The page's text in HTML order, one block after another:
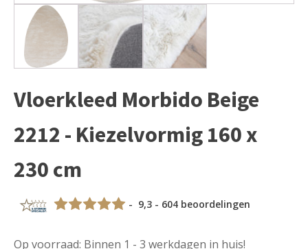
Vloerkleed Morbido Beige
2212 - Kiezelvormig 160 x
230 cm
- 9,3 - 604 beoordelingen
Op voorraad: Binnen 1 - 3 werkdagen in huis!